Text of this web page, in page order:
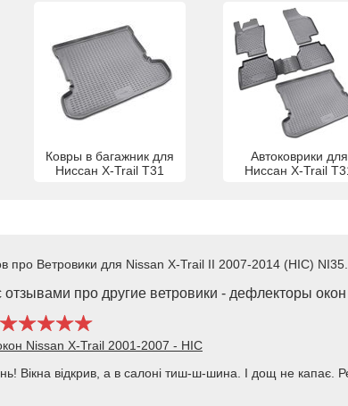
Ковры в багажник для
Ниссан X-Trail T31
Автоковрики для
Ниссан X-Trail
про Ветровики для Nissan X-Trail II 2007-2014 (HIC) NI35.
про другие ветровики - дефлекторы
Nissan X-Trail 2001-2007 - HIC
Вікна відкрив, а в салоні тиш-ш-шина. І дощ не капає.